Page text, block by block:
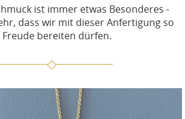
ist immer etwas Besonderes -
dass wir mit dieser Anfertigung so
Freude bereiten dürfen.